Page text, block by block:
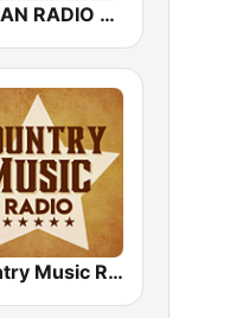
ITALIAN RADIO - ITALIAN.radio
Country Music Radio - Irish Country